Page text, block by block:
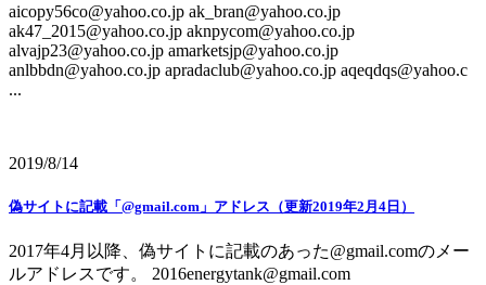
aicopy56co@yahoo.co.jp ak_bran@yahoo.co.jp
ak47_2015@yahoo.co.jp aknpycom@yahoo.co.jp
alvajp23@yahoo.co.jp amarketsjp@yahoo.co.jp
anlbbdn@yahoo.co.jp apradaclub@yahoo.co.jp aqeqdqs@yahoo.c
...
2019/8/14
偽サイトに記載「@gmail.com」アドレス（更新2019年2月4日）
2017年4月以降、偽サイトに記載のあった@gmail.comのメー
ルアドレスです。 2016energytank@gmail.com